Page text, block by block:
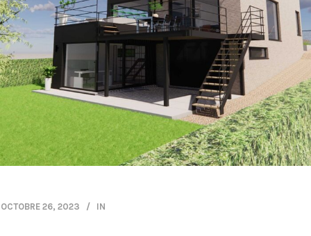
OCTOBRE 26, 2023 IN